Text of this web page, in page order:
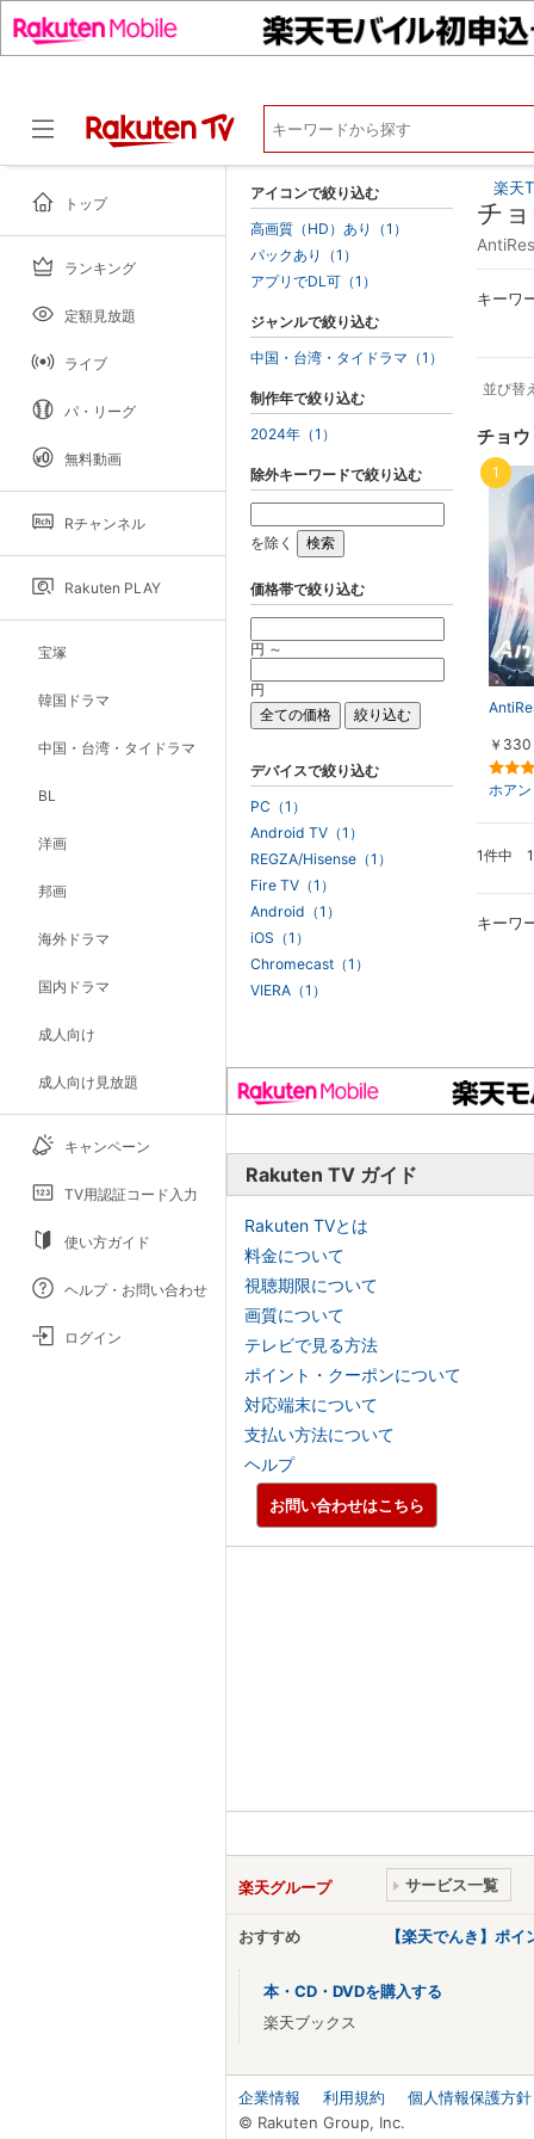
トップ
ランキング
定額見放題
ライブ
パ・リーグ
無料動画
Rチャンネル
Rakuten PLAY
宝塚
韓国ドラマ
中国・台湾・タイドラマ
BL
洋画
邦画
海外ドラマ
国内ドラマ
成人向け
成人向け見放題
キャンペーン
TV用認証コード入力
使い方ガイド
ヘルプ・お問い合わせ
ログイン
楽天
チ
キーワ
並び替え
チョ
￥330
ホア
1
1件中 1
キーワ
アイコンで絞り込む
高画質（HD）あり（1）
パックあり（1）
アプリでDL可（1）
ジャンルで絞り込む
中国・台湾・タイドラマ（1）
制作年で絞り込む
2024年（1）
除外キーワードで絞り込む
を除く
価格帯で絞り込む
円 ～
円
デバイスで絞り込む
PC（1）
Android TV（1）
REGZA/Hisense（1）
Fire TV（1）
Android（1）
iOS（1）
Chromecast（1）
VIERA（1）
Rakuten TV ガイド
Rakuten TVとは
料金について
視聴期限について
画質について
テレビで見る方法
ポイント・クーポンについて
対応端末について
支払い方法について
ヘルプ
お問い合わせはこちら
楽天グループ サービス一覧
おすすめ 【楽天でんき】ポ
本・CD・DVDを購入する
楽天ブックス
企業情報 利用規約 個人情報保護方針
© Rakuten Group, Inc.